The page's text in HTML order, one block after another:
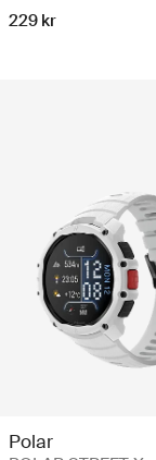
229 kr
Polar